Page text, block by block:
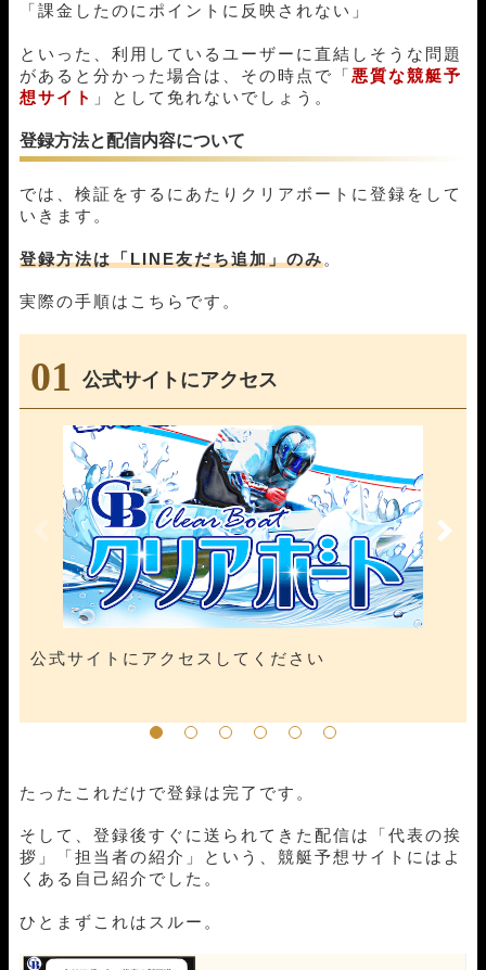
「課金したのにポイントに反映されない」
といった、利用しているユーザーに直結しそうな問題
があると分かった場合は、その時点で「 悪質な競艇予
想サイト 」として免れないでしょう。
登録方法と配信内容について
では、検証をするにあたりクリアボートに登録をして
いきます。
登録方法は「LINE友だち追加」のみ。
実際の手順はこちらです。
01 公式サイトにアクセス
公式サイトにアクセスしてください
たったこれだけで登録は完了です。
そして、登録後すぐに送られてきた配信は「代表の挨
拶」「担当者の紹介」という、競艇予想サイトにはよ
くある自己紹介でした。
ひとまずこれはスルー。